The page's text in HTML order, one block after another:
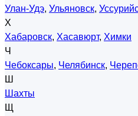
Улан-Удэ, Ульяновск,
Х
Хабаровск, Хасавюрт, Химки
Ч
Чебоксары, Челябинск,
Ш
Шахты
Щ